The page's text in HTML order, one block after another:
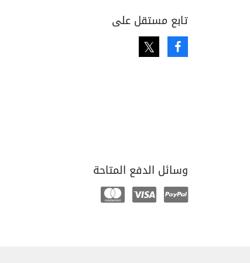
تابع مستقل على
Facebook
Twitter
وسائل الدفع المتاحة
Paypal
Visa